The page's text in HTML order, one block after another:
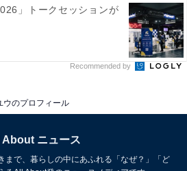
ウのプロフィール
」トークセッションが
Recommended by
About ニュース
まで、暮らしの中にあふれる「なぜ？」「ど